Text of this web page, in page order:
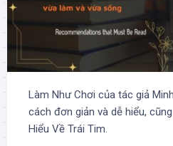
Làm Như Chơi của tác giả
cách đơn giản và dễ hiểu,
Hiểu Về Trái Tim.